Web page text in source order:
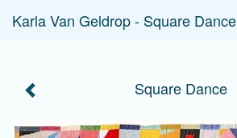
Karla Van Geldrop - Square Dance
Square Dance